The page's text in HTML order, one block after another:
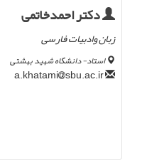
دکتر احمدخاتمی
زبان وادبیات فارسی
استاد- دانشگاه شهید بهشتی
sbu.ac.ir